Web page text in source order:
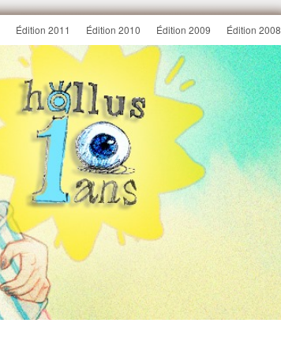
Édition 2011 Édition 2010 Édition 2009 Édition 2008